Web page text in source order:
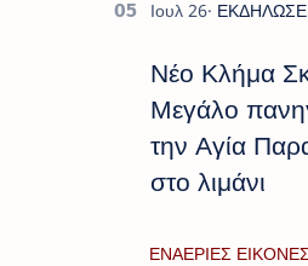
Νέο Κλήμα
Μεγάλο
την Αγία
στο λιμάνι
ΕΝΑΕΡΙΕΣ